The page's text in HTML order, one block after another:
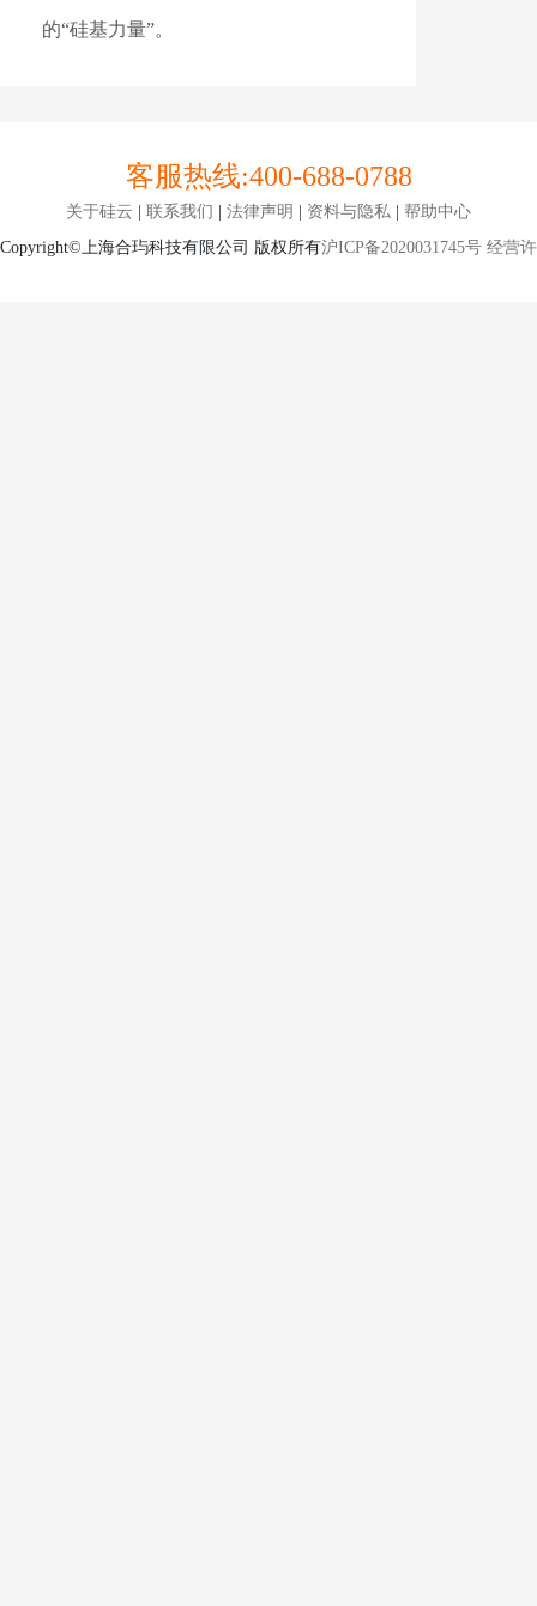
的“硅基力量”。
客服热线:400-688-0788
关于硅云 | 联系我们 | 法律声明 | 资料与隐私 | 帮助中心
Copyright©上海合玙科技有限公司 版权所有沪ICP备2020031745号 经营